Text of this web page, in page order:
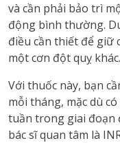
và cần phải bảo trì
động bình thường.
điều cần thiết để giữ
một cơn đột quỵ khác.
Với thuốc này, bạn
mỗi tháng, mặc dù
tuần trong giai đoạn
bác sĩ quan tâm là